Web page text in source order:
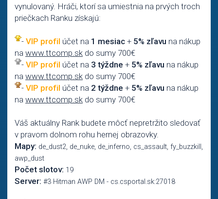
vynulovaný. Hráči, ktorí sa umiestnia na prvých troch
priečkach Ranku získajú:
- VIP profil účet na 1 mesiac + 5% zľavu na nákup
na www.ttcomp.sk do sumy 700€
- VIP profil účet na 3 týždne + 5% zľavu na nákup
na www.ttcomp.sk do sumy 700€
- VIP profil účet na 2 týždne + 5% zľavu na nákup
na www.ttcomp.sk do sumy 700€
Váš aktuálny Rank budete môcť nepretržito sledovať
v pravom dolnom rohu hernej obrazovky.
Mapy: de_dust2, de_nuke, de_inferno, cs_assault, fy_buzzkill,
awp_dust
Počet slotov: 19
Server: #3 Hitman AWP DM - cs.csportal.sk:27018